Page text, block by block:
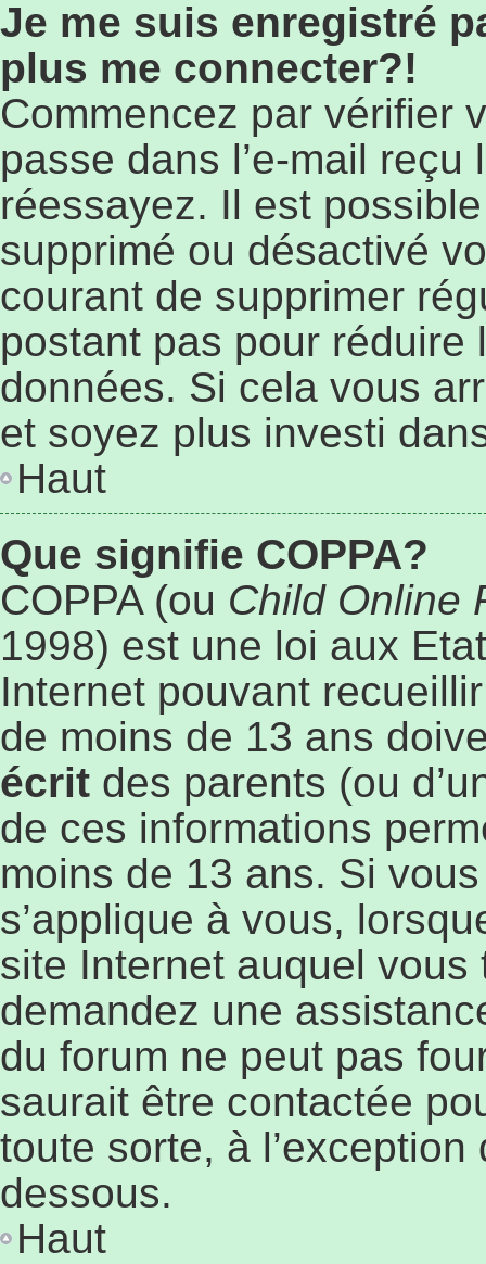
Je me suis enregistré
plus me connecter?!
Commencez par vérifier
passe dans l’e-mail
réessayez. Il est
supprimé ou désactivé
courant de supprimer
postant pas pour réduire
données. Si cela vous
et soyez plus investi
Haut
Que signifie COPPA?
COPPA (ou Child Online
1998) est une loi aux
Internet pouvant
de moins de 13 ans
écrit des parents (ou
de ces informations
moins de 13 ans. Si
s’applique à vous,
site Internet auquel
demandez une
du forum ne peut pas
saurait être contactée
toute sorte, à
dessous.
Haut